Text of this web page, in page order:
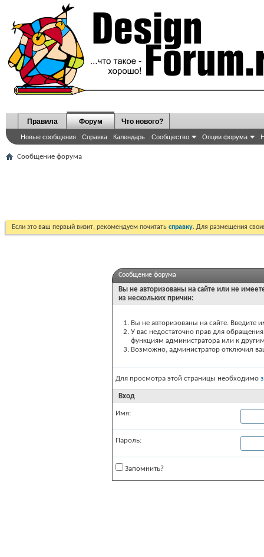
Правила Форум
Новые сообщения Справка Календарь Сообщество Опции форума
Что нового?
Сообщение форума
Если это ваш первый визит, рекомендуем почитать справку. Для размещения
Сообщение форума
Вы не авторизованы на сайте или не
из нескольких причин:
Вы не авторизованы на сайте. Введите
У вас недостаточно прав для
функциям администратора или к
Возможно, администратор отключил
Для просмотра этой страницы необходимо
Вход
Имя:
Пароль:
Запомнить?